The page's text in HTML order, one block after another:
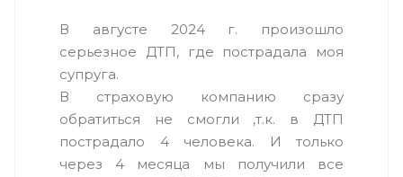
В августе 2024 г. произошло
серьезное ДТП, где пострадала моя
супруга.
В страховую компанию сразу
обратиться не смогли ,т.к. в ДТП
пострадало 4 человека. И только
через 4 месяца мы получили все